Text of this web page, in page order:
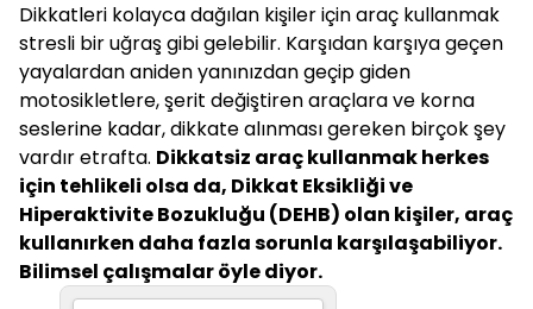
Dikkatleri kolayca dağılan kişiler için araç kullanmak
stresli bir uğraş gibi gelebilir. Karşıdan karşıya geçen
yayalardan aniden yanınızdan geçip giden
motosikletlere, şerit değiştiren araçlara ve korna
seslerine kadar, dikkate alınması gereken birçok şey
vardır etrafta. Dikkatsiz araç kullanmak herkes
için tehlikeli olsa da, Dikkat Eksikliği ve
Hiperaktivite Bozukluğu (DEHB) olan kişiler, araç
kullanırken daha fazla sorunla karşılaşabiliyor.
Bilimsel çalışmalar öyle diyor.